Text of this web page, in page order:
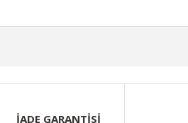
İADE GARANTİSİ